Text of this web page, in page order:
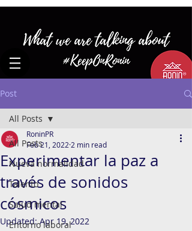
Post
All Posts
Nueva normalidad
Talento
Salud mental
Entorno laboral
All Posts
Experimentar la paz a
través de sonidos
cósmicos
RoninPR
Feb 21, 2022 2 min read
Updated:Apr 19, 2022